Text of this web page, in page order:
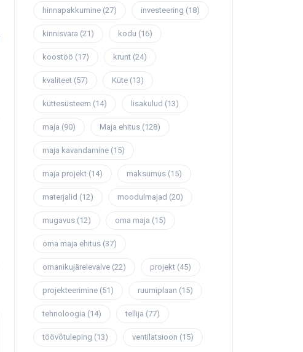
hinnapakkumine (27) investeering (18)
kinnisvara (21) kodu (16)
koostöö (17) krunt (24)
kvaliteet (57) Küte (13)
küttesüsteem (14) lisakulud (13)
maja (90) Maja ehitus (128)
maja kavandamine (15)
maja projekt (14) maksumus (15)
materjalid (12) moodulmajad (20)
mugavus (12) oma maja (15)
oma maja ehitus (37)
omanikujärelevalve (22) projekt (45)
projekteerimine (51) ruumiplaan (15)
tehnoloogia (14) tellija (77)
töövõtuleping (13) ventilatsioon (15)